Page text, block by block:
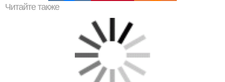
Читайте также
Побег в виде схемы. Лабораторная работа . Знакомство
с внешним строением растения